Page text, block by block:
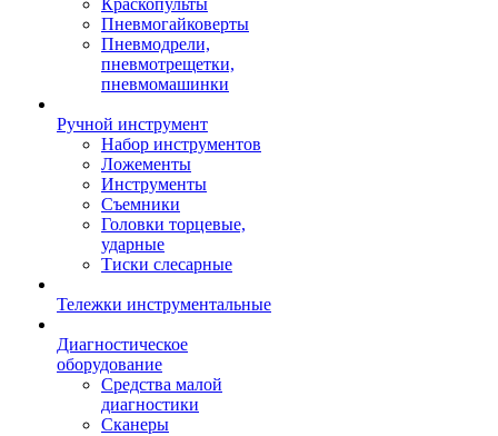
Краскопульты
Пневмогайковерты
Пневмодрели,
пневмотрещетки,
пневмомашинки
Ручной инструмент
Набор инструментов
Ложементы
Инструменты
Съемники
Головки торцевые,
ударные
Тиски слесарные
Тележки инструментальные
Диагностическое
оборудование
Средства малой
диагностики
Сканеры